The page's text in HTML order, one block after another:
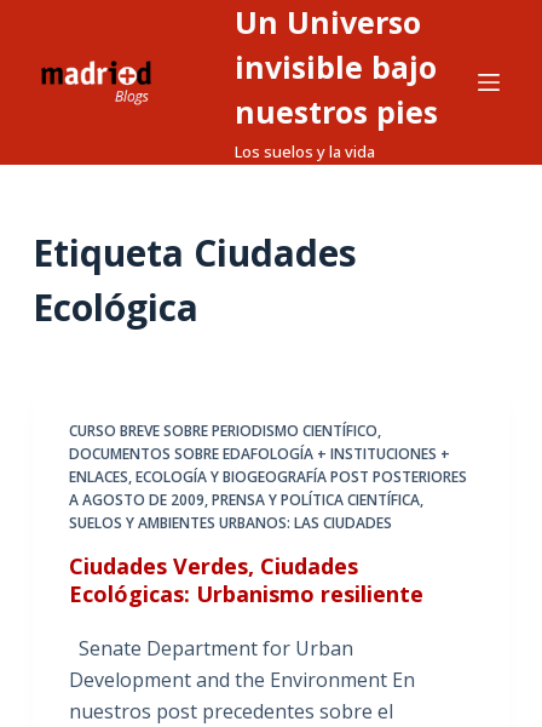
Un Universo
invisible bajo
nuestros pies
Los suelos y la vida
Etiqueta Ciudades
Ecológica
CURSO BREVE SOBRE PERIODISMO CIENTÍFICO,
DOCUMENTOS SOBRE EDAFOLOGÍA + INSTITUCIONES +
ENLACES,ECOLOGÍA Y BIOGEOGRAFÍA POST POSTERIORES
A AGOSTO DE 2009,PRENSA Y POLÍTICA CIENTÍFICA,
SUELOS Y AMBIENTES URBANOS: LAS CIUDADES
Ciudades Verdes, Ciudades
Ecológicas: Urbanismo resiliente
Senate Department for Urban
Development and the Environment En
nuestros post precedentes sobre el